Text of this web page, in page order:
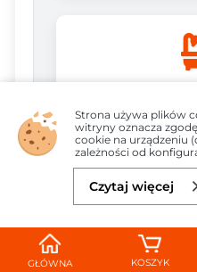
GŁÓWNA KOSZYK
1 166,45 zł
Prysznic
Odkryj inne
akcesoria
Strona używa plików
witryny oznacza
cookie na urządzeniu
zależności od
Czytaj więcej